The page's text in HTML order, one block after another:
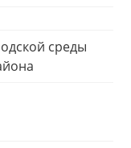
среды